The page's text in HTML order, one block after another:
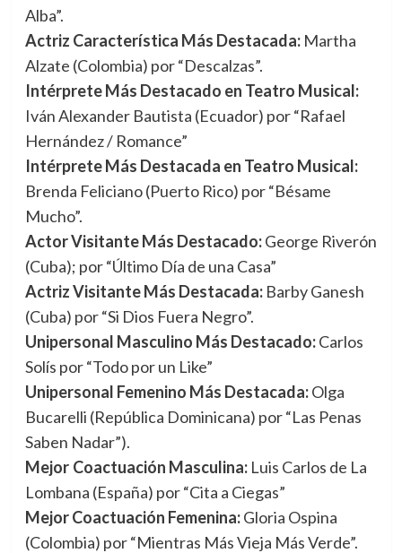
Alba”.
Actriz Característica Más Destacada:Martha
Alzate (Colombia) por “Descalzas”.
Intérprete Más Destacado en Teatro Musical:
Iván Alexander Bautista (Ecuador) por “Rafael
Hernández / Romance”
Intérprete Más Destacada en Teatro Musical:
Brenda Feliciano (Puerto Rico) por “Bésame
Mucho”.
Actor Visitante Más Destacado:George Riverón
(Cuba); por “Último Día de una Casa”
Actriz Visitante Más Destacada:Barby Ganesh
(Cuba) por “Si Dios Fuera Negro”.
Unipersonal Masculino Más Destacado:Carlos
Solís por “Todo por un Like”
Unipersonal Femenino Más Destacada:Olga
Bucarelli (República Dominicana) por “Las Penas
Saben Nadar”).
Mejor Coactuación Masculina:Luis Carlos de La
Lombana (España) por “Cita a Ciegas”
Mejor Coactuación Femenina:Gloria Ospina
(Colombia) por “Mientras Más Vieja Más Verde”.